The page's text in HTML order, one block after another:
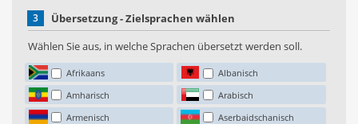
3
Übersetzung - Zielsprachen wählen
Wählen Sie aus, in welche Sprachen übersetzt werden soll.
Afrikaans
Albanisch
Amharisch
Arabisch
Armenisch
Aserbaidschanisch